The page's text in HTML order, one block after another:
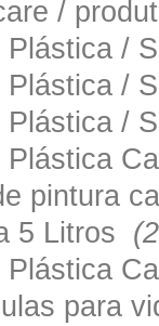
/
Plástica /
Plástica /
Plástica /
Plástica
pintura
5 Litros
Plástica
para